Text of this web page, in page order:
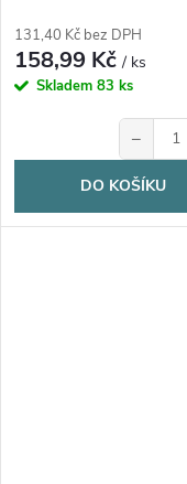
131,40 Kč bez DPH
158,99 Kč/ ks
Skladem 83 ks
−
DO KOŠÍKU